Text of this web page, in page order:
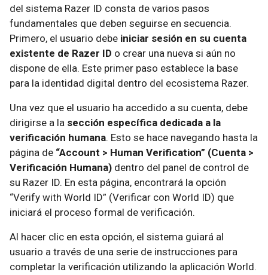
del sistema Razer ID consta de varios pasos
fundamentales que deben seguirse en secuencia.
Primero, el usuario debe iniciar sesión en su cuenta
existente de Razer ID o crear una nueva si aún no
dispone de ella. Este primer paso establece la base
para la identidad digital dentro del ecosistema Razer.
Una vez que el usuario ha accedido a su cuenta, debe
dirigirse a la sección específica dedicada a la
verificación humana. Esto se hace navegando hasta la
página de “Account > Human Verification” (Cuenta >
Verificación Humana) dentro del panel de control de
su Razer ID. En esta página, encontrará la opción
“Verify with World ID” (Verificar con World ID) que
iniciará el proceso formal de verificación.
Al hacer clic en esta opción, el sistema guiará al
usuario a través de una serie de instrucciones para
completar la verificación utilizando la aplicación World.